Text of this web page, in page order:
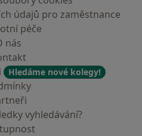
údajů pro zaměstnance
péče
nás
Hledáme nové kolegy!
vyhledávání?